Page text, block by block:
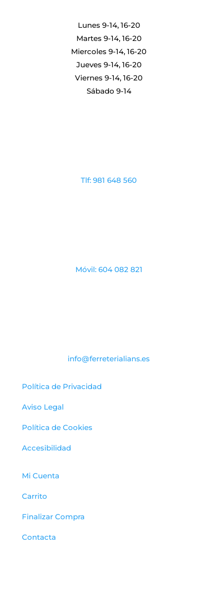
Lunes 9-14, 16-20
Martes 9-14, 16-20
Miercoles 9-14, 16-20
Jueves 9-14, 16-20
Viernes 9-14, 16-20
Sábado 9-14
Tlf: 981 648 560
Móvil: 604 082 821
info@ferreterialians.es
Política de Privacidad
Aviso Legal
Política de Cookies
Accesibilidad
Mi Cuenta
Carrito
Finalizar Compra
Contacta